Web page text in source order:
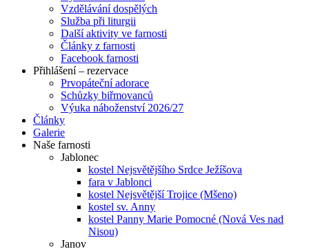
Vzdělávání dospělých
Služba při liturgii
Další aktivity ve farnosti
Články z farnosti
Facebook farnosti
Přihlášení – rezervace
Prvopáteční adorace
Schůzky biřmovanců
Výuka náboženství 2026/27
Články
Galerie
Naše farnosti
Jablonec
kostel Nejsvětějšího Srdce Ježíšova
fara v Jablonci
kostel Nejsvětější Trojice (Mšeno)
kostel sv. Anny
kostel Panny Marie Pomocné (Nová Ves nad
Nisou)
Janov